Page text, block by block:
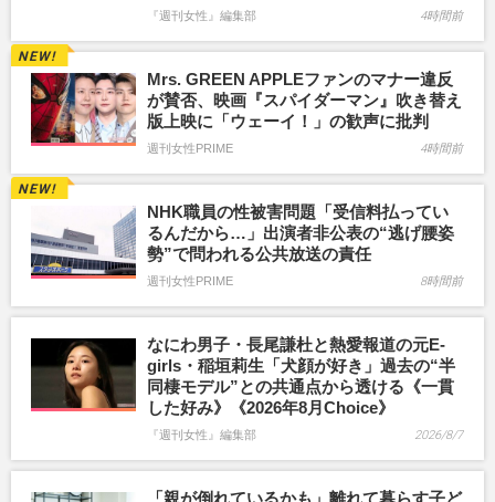
『週刊女性』編集部 4時間前
Mrs. GREEN APPLEファンのマナー違反
が賛否、映画『スパイダーマン』吹き替え
版上映に「ウェーイ！」の歓声に批判
週刊女性PRIME 4時間前
NHK職員の性被害問題「受信料払ってい
るんだから…」出演者非公表の“逃げ腰姿
勢”で問われる公共放送の責任
週刊女性PRIME 8時間前
なにわ男子・長尾謙杜と熱愛報道の元E-
girls・稲垣莉生「犬顔が好き」過去の“半
同棲モデル”との共通点から透ける《一貫
した好み》《2026年8月Choice》
『週刊女性』編集部 2026/8/7